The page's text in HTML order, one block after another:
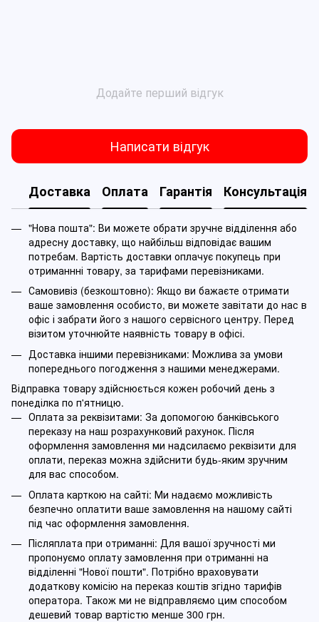
Додайте перший відгук
Написати відгук
Доставка Оплата Гарантія Консультація
"Нова пошта": Ви можете обрати зручне відділення або
адресну доставку, що найбільш відповідає вашим
потребам. Вартість доставки оплачує покупець при
отриманнні товару, за тарифами перевізниками.
Самовивіз (безкоштовно): Якщо ви бажаєте отримати
ваше замовлення особисто, ви можете завітати до нас в
офіс і забрати його з нашого сервісного центру. Перед
візитом уточнюйте наявність товару в офісі.
Доставка іншими перевізниками: Можлива за умови
попереднього погодження з нашими менеджерами.
Відправка товару здійснюється кожен робочий день з
понеділка по п'ятницю.
Оплата за реквізитами: За допомогою банківського
переказу на наш розрахунковий рахунок. Після
оформлення замовлення ми надсилаємо реквізити для
оплати, переказ можна здійснити будь-яким зручним
для вас способом.
Оплата карткою на сайті: Ми надаємо можливість
безпечно оплатити ваше замовлення на нашому сайті
під час оформлення замовлення.
Післяплата при отриманні: Для вашої зручності ми
пропонуємо оплату замовлення при отриманні на
відділенні "Нової пошти". Потрібно враховувати
додаткову комісію на переказ коштів згідно тарифів
оператора. Також ми не відправляємо цим способом
дешевий товар вартістю менше 300 грн.